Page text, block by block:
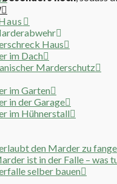
Haus
im Dach
Marderschutz
im Garten
in der Garage
im Hühnerstall
den Marder zu
ist in der Falle – was
selber bauen